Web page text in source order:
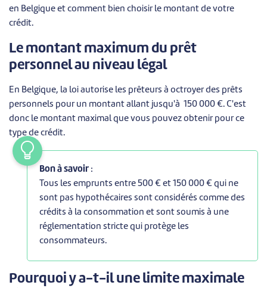
en Belgique et comment bien choisir le montant de votre
crédit.
Le montant maximum du prêt
personnel au niveau légal
En Belgique, la loi autorise les prêteurs à octroyer des prêts
personnels pour un montant allant jusqu'à 150 000 €. C'est
donc le montant maximal que vous pouvez obtenir pour ce
type de crédit.
Bon à savoir :
Tous les emprunts entre 500 € et 150 000 € qui ne
sont pas hypothécaires sont considérés comme des
crédits à la consommation et sont soumis à une
réglementation stricte qui protège les
consommateurs.
Pourquoi y a-t-il une limite maximale